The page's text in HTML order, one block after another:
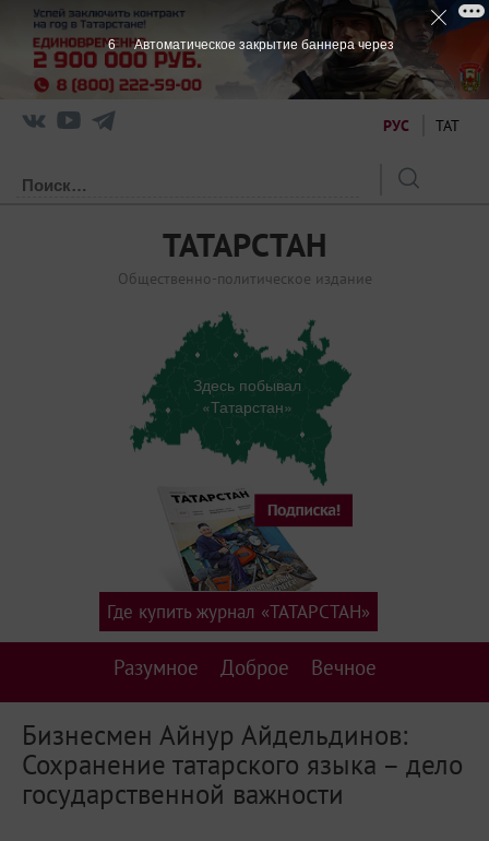
РУС ТАТ
ТАТАРСТАН
Общественно-политическое издание
Здесь побывал
«Татарстан»
Разумное Доброе Вечное
Где купить журнал «ТАТАРСТАН»
Бизнесмен Айнур Айдельдинов:
Сохранение татарского языка – дело
государственной важности
5 Автоматическое закрытие баннера через